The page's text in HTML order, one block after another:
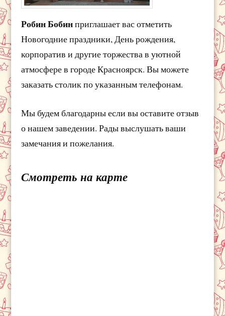
Робин Бобинприглашает вас отметить
Новогодние праздники, День рождения,
корпоратив и другие торжества в уютной
атмосфере в городе Красноярск. Вы можете
заказать столик по указанным телефонам.
Мы будем благодарны если вы оставите отзыв
о нашем заведении. Рады выслушать ваши
замечания и пожелания.
Смотреть на карте